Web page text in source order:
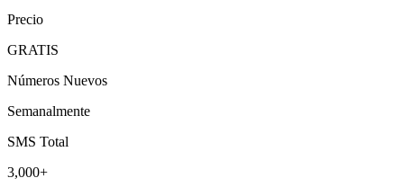
Precio
GRATIS
Números Nuevos
Semanalmente
SMS Total
3,000+